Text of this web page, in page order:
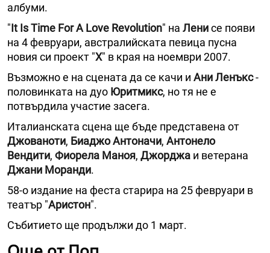
албуми.
"It Is Time For A Love Revolution" на Ленисе появи
на 4 февруари, австралийската певица пусна
новия си проект "X" в края на ноември 2007.
Възможно е на сцената да се качи и Ани Ленъкс-
половинката на дуо Юритмикс, но тя не е
потвърдила участие засега.
Италианската сцена ще бъде представена от
Джованоти, Биаджо Антоначи, Антонело
Вендити, Фиорела Маноя, Джорджа и ветерана
Джани Моранди.
58-о издание на феста старира на 25 февруари в
театър "Аристон".
Събитието ще продължи до 1 март.